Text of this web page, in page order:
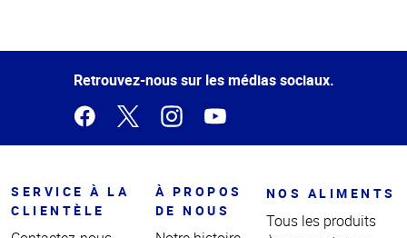
de la
Retrouvez-nous sur les médias sociaux.
SERVICE À LA
CLIENTÈLE
À PROPOS
DE NOUS
NOS ALIMENTS
Tous les produits